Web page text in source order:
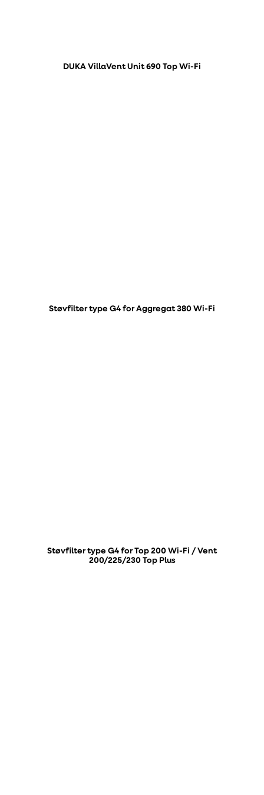
DUKA VillaVent Unit 690 Top Wi-Fi
Støvfilter type G4 for Aggregat 380 Wi-Fi
Støvfilter type G4 for Top 200 Wi-Fi / Vent
200/225/230 Top Plus